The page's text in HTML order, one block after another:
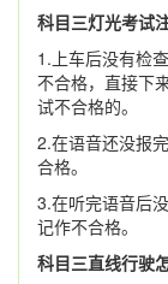
科目三灯光考试
1.上车后没有检
不合格，直接下
试不合格的。
2.在语音还没报
合格。
3.在听完语音后
记作不合格。
科目三直线行驶